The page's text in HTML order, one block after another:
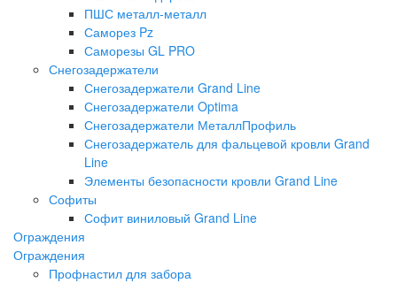
ПШС металл-металл
Саморез Pz
Саморезы GL PRO
Снегозадержатели
Снегозадержатели Grand Line
Снегозадержатели Optima
Снегозадержатели МеталлПрофиль
Снегозадержатель для фальцевой кровли Grand
Line
Элементы безопасности кровли Grand Line
Софиты
Софит виниловый Grand Line
Ограждения
Ограждения
Профнастил для забора